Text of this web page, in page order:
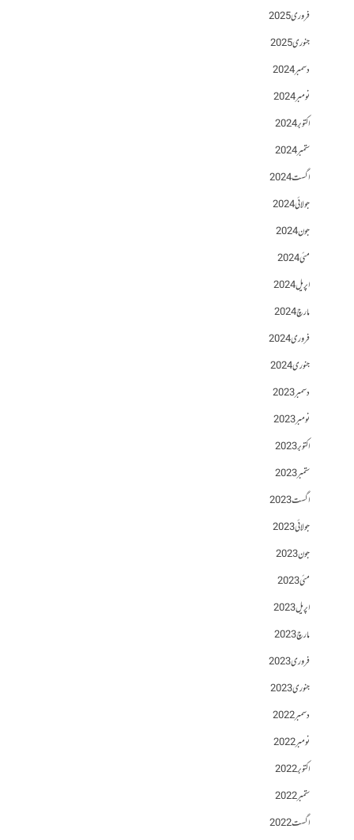
فروری 2025
جنوری 2025
دسمبر 2024
نومبر 2024
اکتوبر 2024
ستمبر 2024
اگست 2024
جولائی 2024
جون 2024
مئی 2024
اپریل 2024
مارچ 2024
فروری 2024
جنوری 2024
دسمبر 2023
نومبر 2023
اکتوبر 2023
ستمبر 2023
اگست 2023
جولائی 2023
جون 2023
مئی 2023
اپریل 2023
مارچ 2023
فروری 2023
جنوری 2023
دسمبر 2022
نومبر 2022
اکتوبر 2022
ستمبر 2022
اگست 2022